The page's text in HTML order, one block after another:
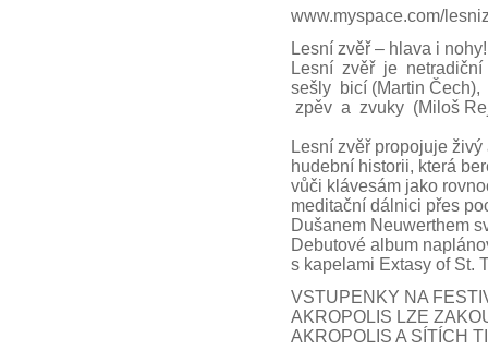
www.myspace.com/
Lesní zvěř – hlava i
Lesní zvěř je
sešly bicí (Martin
zpěv a zvuky (Miloš
Lesní zvěř propojuje
hudební historii, která
vůči klávesám jako
meditační dálnici přes
Dušanem Neuwerthem
Debutové album
s kapelami Extasy of St.
VSTUPENKY NA
AKROPOLIS LZE
AKROPOLIS A SÍTÍCH